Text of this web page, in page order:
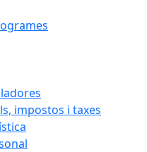
impostos i taxes